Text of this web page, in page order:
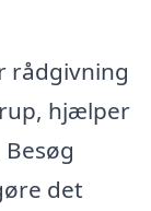
rådgivning
hjælper
det